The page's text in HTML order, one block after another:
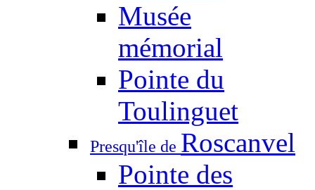
Musée
mémorial
Pointe du
Toulinguet
Presqu'île de Roscanvel
Pointe des